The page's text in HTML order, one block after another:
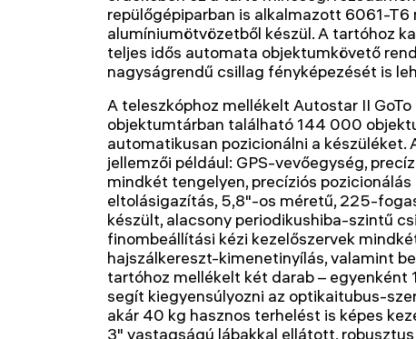
repülőgépiparban is alkalmazott 6061-T6
alumíniumötvözetből készül. A tartóhoz
teljes idős automata objektumkövető
nagyságrendű csillag fényképezését is
A teleszkóphoz mellékelt Autostar II
objektumtárban található 144 000
automatikusan pozicionálni a készüléket.
jellemzői például: GPS-vevőegység,
mindkét tengelyen, precíziós
eltolásigazítás, 5,8"-os méretű, 225-
készült, alacsony periodikushiba-szintű
finombeállítási kézi kezelőszervek
hajszálkereszt-kimenetinyílás, valamint
tartóhoz mellékelt két darab – egyenként
segít kiegyensúlyozni az optikaitubus-
akár 40 kg hasznos terhelést is képes
3" vastagságú lábakkal ellátott,